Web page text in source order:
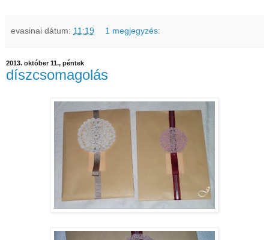
evasinai dátum: 11:19 1 megjegyzés:
2013. október 11., péntek
díszcsomagolás